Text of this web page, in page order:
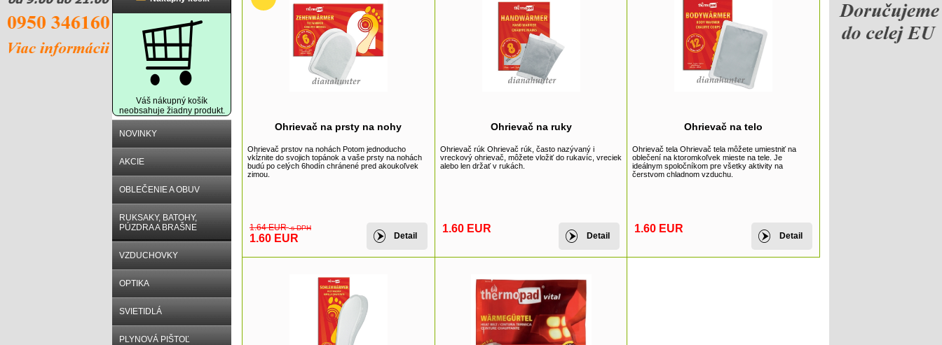
Váš nákupný košík
neobsahuje žiadny produkt.
NOVINKY
AKCIE
OBLEČENIE A OBUV
RUKSAKY, BATOHY,
PÚZDRA A BRAŠNE
VZDUCHOVKY
OPTIKA
SVIETIDLÁ
PLYNOVÁ PIŠTOĽ
Ohrievač na prsty na nohy
Ohrievač prstov na nohách Potom jednoducho
vkĺznite do svojich topánok a vaše prsty na nohách
budú po celých 6hodín chránené pred akoukoľvek
zimou.
1.64 EURs DPH
1.60 EUR Detail
Ohrievač na ruky
Ohrievač rúk Ohrievač rúk, často nazývaný i
vreckový ohrievač, môžete vložiť do rukavíc, vreciek
alebo len držať v rukách.
1.60 EUR
Detail
Ohrievač na telo
Ohrievač tela Ohrievač tela môžete umiestniť na
oblečení na ktoromkoľvek mieste na tele. Je
ideálnym spoločníkom pre všetky aktivity na
čerstvom chladnom vzduchu.
1.60 EUR
Detail